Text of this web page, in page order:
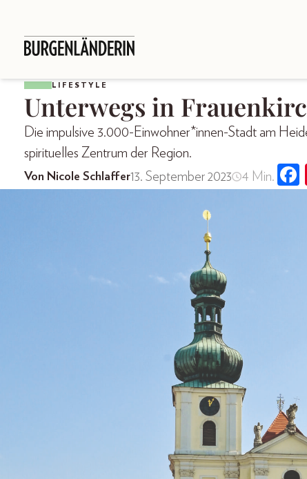
LIFESTYLE
Unterwegs in
Die impulsive 3.000-Einwohner*innen-Stadt am
spirituelles Zentrum der Region.
Von Nicole Schlaffer13. September 2023 4 Min.